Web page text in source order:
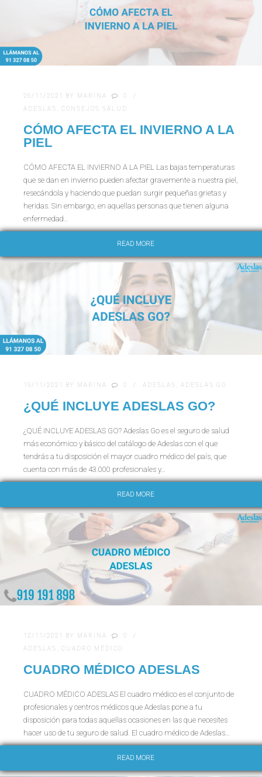
26/11/2021 BY MARINA
0
ADESLAS
CONSEJOS SALUD
CÓMO AFECTA EL INVIERNO A LA
PIEL
CÓMO AFECTA EL INVIERNO A LA PIEL Las bajas temperaturas
que se dan en invierno pueden afectar gravemente a nuestra piel,
resecándola y haciendo que puedan surgir pequeñas grietas y
heridas. Sin embargo, en aquellas personas que tienen alguna
enfermedad…
READ MORE
19/11/2021 BY MARINA 0 ADESLAS ADESLAS GO
¿QUÉ INCLUYE ADESLAS GO?
¿QUÉ INCLUYE ADESLAS GO? Adeslas Go es el seguro de salud
más económico y básico del catálogo de Adeslas con el que
tendrás a tu disposición el mayor cuadro médico del país, que
cuenta con más de 43.000 profesionales y…
READ MORE
12/11/2021 BY MARINA
0
ADESLAS
CUADRO MÉDICO
CUADRO MÉDICO ADESLAS
CUADRO MÉDICO ADESLAS El cuadro médico es el conjunto de
profesionales y centros médicos que Adeslas pone a tu
disposición para todas aquellas ocasiones en las que necesites
hacer uso de tu seguro de salud. El cuadro médico de Adeslas…
READ MORE